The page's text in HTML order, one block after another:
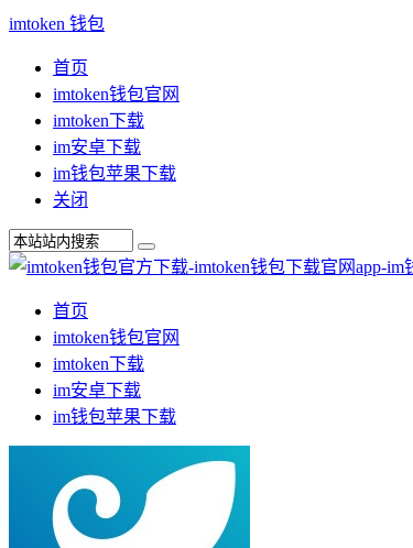
imtoken 钱包
首页
imtoken钱包官网
imtoken下载
im安卓下载
im钱包苹果下载
关闭
首页
imtoken钱包官网
imtoken下载
im安卓下载
im钱包苹果下载